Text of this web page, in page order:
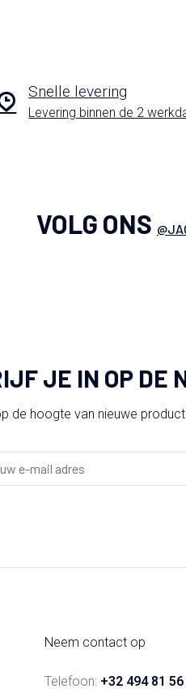
Snelle levering
Levering binnen de 2
VOLG ONS
JE IN OP DE
de hoogte van nieuwe
Neem contact op
Telefoon: +32 494 81